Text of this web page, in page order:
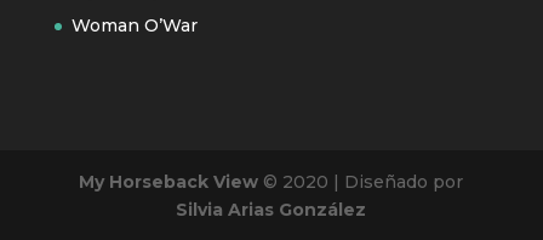
Woman O’War
My Horseback View © 2020 | Diseñado por
Silvia Arias González